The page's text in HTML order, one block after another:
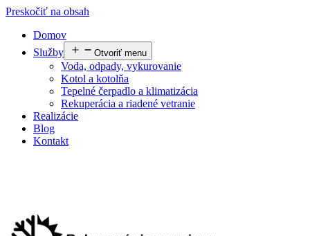
Preskočiť na obsah
Domov
Služby
Otvoriť menu
Voda, odpady, vykurovanie
Kotol a kotolňa
Tepelné čerpadlo a klimatizácia
Rekuperácia a riadené vetranie
Realizácie
Blog
Kontakt